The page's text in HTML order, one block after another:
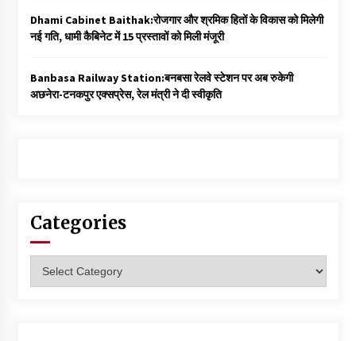
Dhami Cabinet Baithak:रोजगार और श्रमिक हितों के विकास को मिलेगी
नई गति, धामी कैबिनेट में 15 प्रस्तावों को मिली मंजूरी
Banbasa Railway Station:बनबसा रेलवे स्टेशन पर अब रुकेगी
अछनेरा-टनकपुर एक्सप्रेस, रेल मंत्री ने दी स्वीकृति
Categories